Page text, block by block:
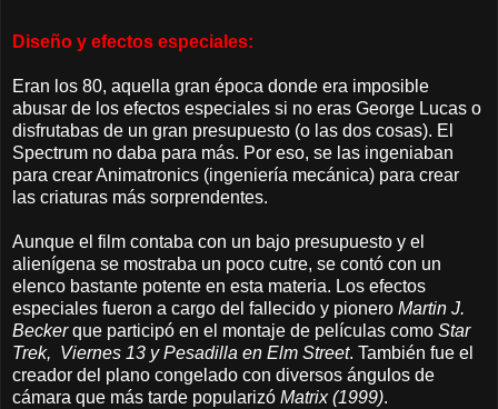
Diseño y efectos especiales:
Eran los 80, aquella gran época donde era imposible
abusar de los efectos especiales si no eras George Lucas o
disfrutabas de un gran presupuesto (o las dos cosas). El
Spectrum no daba para más. Por eso, se las ingeniaban
para crear Animatronics (ingeniería mecánica) para crear
las criaturas más sorprendentes.
Aunque el film contaba con un bajo presupuesto y el
alienígena se mostraba un poco cutre, se contó con un
elenco bastante potente en esta materia. Los efectos
especiales fueron a cargo del fallecido y pionero Martin J.
Beckerque participó en el montaje de películas como Star
Trek, Viernes 13 y Pesadilla en Elm Street. También fue el
creador del plano congelado con diversos ángulos de
cámara que más tarde popularizó Matrix (1999).